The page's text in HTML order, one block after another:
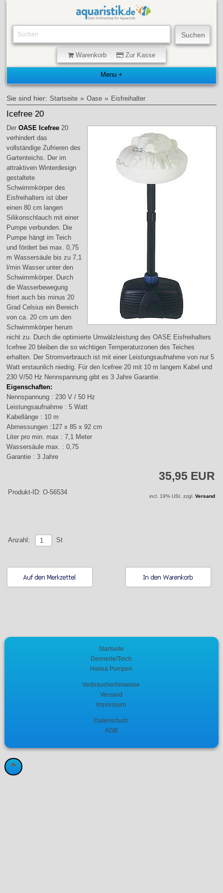
Warenkorb Zur Kasse
Sie sind hier: Startseite » Oase » Eisfreihalter
Icefree 20
Der OASE Icefree20
verhindert das
vollständige Zufrieren des
Gartenteichs. Der im
attraktiven Winterdesign
gestaltete
Schwimmkörper des
Eisfreihalters ist über
einen 80 cm langen
Silikonschlauch mit einer
Pumpe verbunden. Die
Pumpe hängt im Teich
und fördert bei max. 0,75
m Wassersäule bis zu 7,1
l/min Wasser unter den
Schwimmkörper. Durch
die Wasserbewegung
friert auch bis minus 20
Grad Celsius ein Bereich
von ca. 20 cm um den
Schwimmkörper herum
nicht zu. Durch die optimierte Umwälzleistung des OASE Eisfreihalters
Icefree 20 bleiben die so wichtigen Temperaturzonen des Teiches
erhalten. Der Stromverbrauch ist mit einer Leistungsaufnahme von nur 5
Watt erstaunlich niedrig. Für den Icefree 20 mit 10 m langem Kabel und
230 V/50 Hz Nennspannung gibt es 3 Jahre Garantie.
Eigenschaften:
Nennspannung : 230 V / 50 Hz
Leistungsaufnahme : 5 Watt
Kabellänge : 10 m
Abmessungen :127 x 85 x 92 cm
Liter pro min. max : 7,1 Meter
Wassersäule max. : 0,75
Garantie : 3 Jahre
35,95 EUR
Produkt-ID: O-56534
incl. 19% USt. zzgl. Versand
Anzahl: St
Startseite
Dennerle/Teich
Hailea Pumpen
Verbraucherhinweise
Versand
Impressum
Datenschutz
AGB